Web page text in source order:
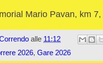
Mario Pavan, km
alle 11:12
2026, Gare 2026